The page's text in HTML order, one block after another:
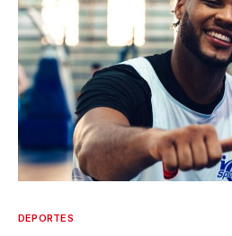
DEPORTES